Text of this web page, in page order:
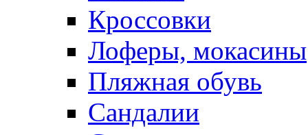
Кроссовки
Лоферы, мокасины
Пляжная обувь
Сандалии